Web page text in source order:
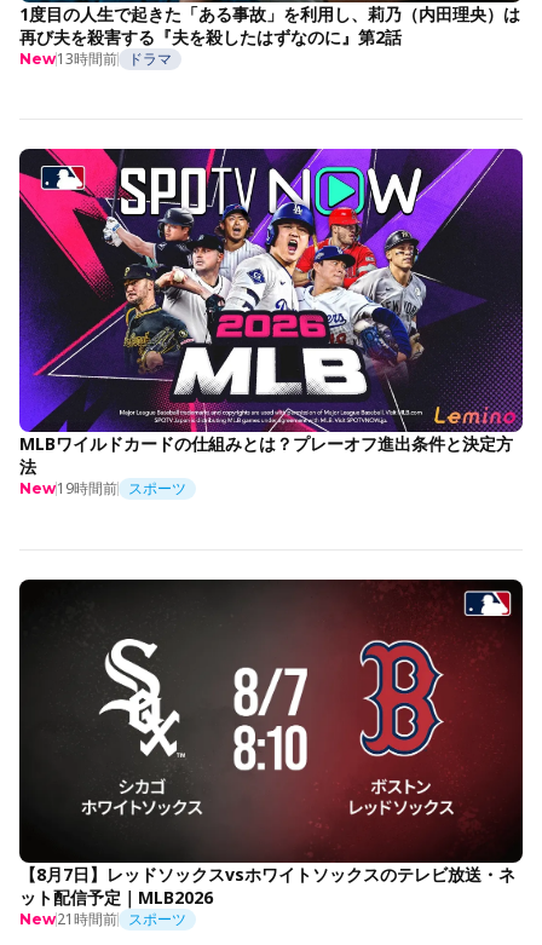
1度目の人生で起きた「ある事故」を利用し、莉乃（内田理央）は
再び夫を殺害する『夫を殺したはずなのに』第2話
New13時間前 ドラマ
MLBワイルドカードの仕組みとは？プレーオフ進出条件と決定方
法
New19時間前 スポーツ
【8月7日】レッドソックスvsホワイトソックスのテレビ放送・ネ
ット配信予定｜MLB2026
New21時間前 スポーツ